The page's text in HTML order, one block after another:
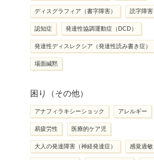
ディスグラフィア（書字障害） 読字障害
認知症 発達性協調運動症（DCD）
発達性ディスレクシア（発達性読み書き症）
場面緘黙
困り（その他）
アナフィラキシーショック アレルギー
易疲労性 医療的ケア児
大人の発達障害（神経発達症） 感覚過敏